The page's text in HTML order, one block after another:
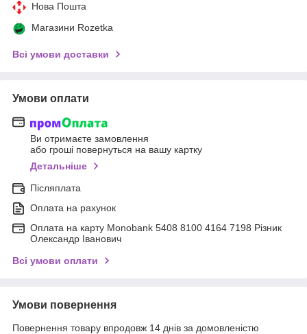
Нова Пошта
Магазини Rozetka
Всі умови доставки
Умови оплати
Ви отримаєте замовлення
або гроші повернуться на вашу картку
Детальніше
Післяплата
Оплата на рахунок
Оплата на карту Monobank 5408 8100 4164 7198 Різник
Олександр Іванович
Всі умови оплати
Умови повернення
Повернення товару впродовж 14 днів за домовленістю